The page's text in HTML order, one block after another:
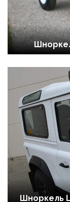
Шноркель